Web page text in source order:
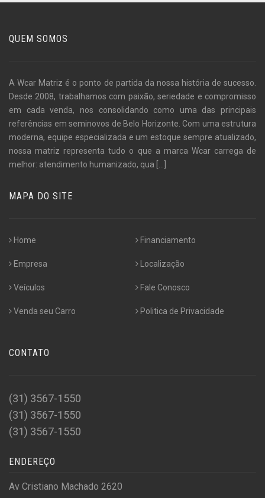
QUEM SOMOS
A Wcar Matriz é o ponto de partida da nossa história de sucesso.
Desde 2008, trabalhamos com paixão, seriedade e compromisso
em cada venda, nos consolidando como uma das principais
referências em seminovos de Belo Horizonte. Com uma estrutura
moderna, equipe especializada e um estoque sempre atualizado,
nossa matriz representa tudo o que a marca Wcar carrega de
melhor: atendimento humanizado, qua [...]
MAPA DO SITE
Home
Empresa
Veículos
Venda seu Carro
Financiamento
Localização
Fale Conosco
Politica de Privacidade
CONTATO
(31) 3567-1550
(31) 3567-1550
(31) 3567-1550
ENDEREÇO
Av Cristiano Machado 2620